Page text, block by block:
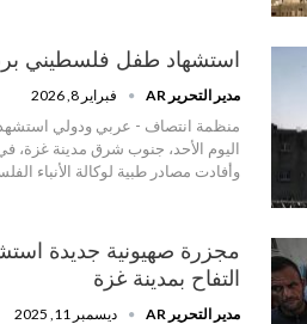
استشهاد طفل فلسطيني
مدير التحرير AR فبراير 8, 2026
منظمة انتصاف - عربي ودولي
اليوم الأحد، جنوب شرق مدينة غزة،
وأفادت مصادر طبية لوكالة الأنباء
التفاح بمدينة غزة
مدير التحرير AR ديسمبر 11, 2025